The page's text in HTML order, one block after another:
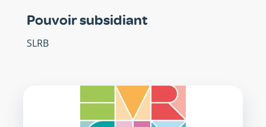
Pouvoir subsidiant
SLRB